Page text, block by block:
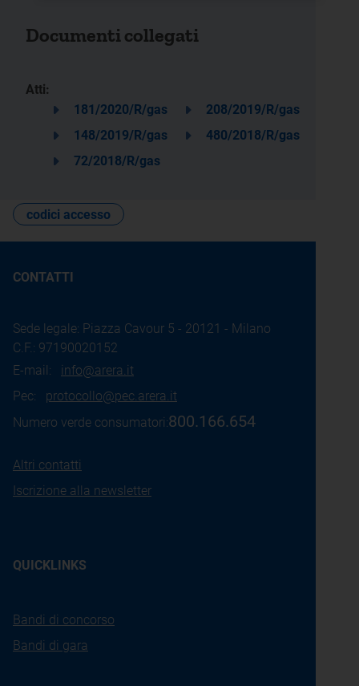
Documenti collegati
Atti:
181/2020/R/gas
208/2019/R/gas
148/2019/R/gas
480/2018/R/gas
72/2018/R/gas
codici accesso
CONTATTI
Sede legale: Piazza Cavour 5 - 20121 - Milano
C.F.: 97190020152
E-mail: info@arera.it
Pec: protocollo@pec.arera.it
Numero verde consumatori:800.166.654
Altri contatti
Iscrizione alla newsletter
QUICKLINKS
Bandi di concorso
Bandi di gara